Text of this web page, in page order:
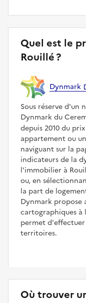
Quel est le
Rouillé ?
Dynmark
Sous réserve d'un
Dynmark du
depuis 2010 du
appartement ou
naviguant sur la
indicateurs de la
l'immobilier à
ou, en
la part de
Dynmark propose
cartographiques
permet
territoires.
Où trouver